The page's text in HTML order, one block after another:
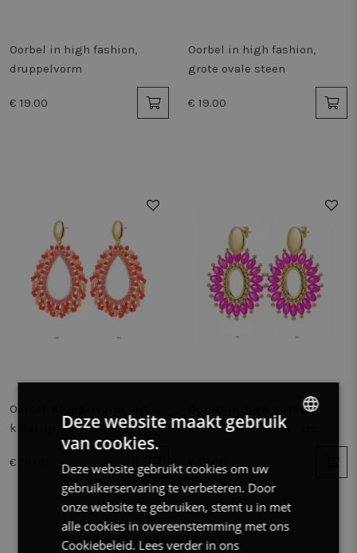
Oorbel in high fashion,
druppelvorm
€ 19.00
Oorbel in high fashion,
grote ovale steen
€ 19.00
Oorbel, druppelvorm met
kleurrijke steentjes
€ 19.00
Oorbel in high fashion,
bloemenvorm met roze
€ 19.00
Deze website maakt gebruik
van cookies.
Deze website gebruikt cookies om uw
gebruikerservaring te verbeteren. Door
onze website te gebruiken, stemt u in met
alle cookies in overeenstemming met ons
Cookiebeleid. Lees verder in ons